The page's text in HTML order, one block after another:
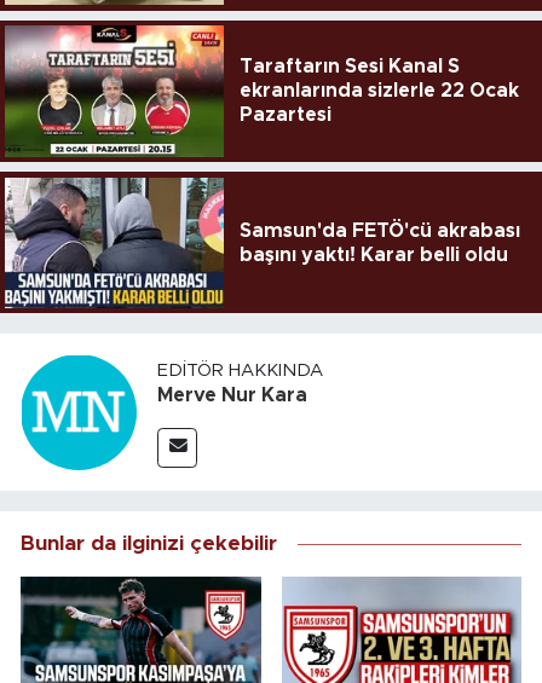
Taraftarın Sesi Kanal S
ekranlarında sizlerle 22 Ocak
Pazartesi
Samsun'da FETÖ'cü akrabası
başını yaktı! Karar belli oldu
EDITÖR HAKKINDA
Merve Nur Kara
Bunlar da ilginizi çekebilir